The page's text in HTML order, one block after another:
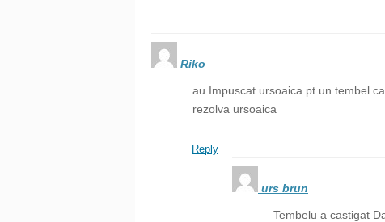
Riko
au Impuscat ursoaica pt un tembel
rezolva ursoaica
Reply
urs brun
Tembelu a castigat